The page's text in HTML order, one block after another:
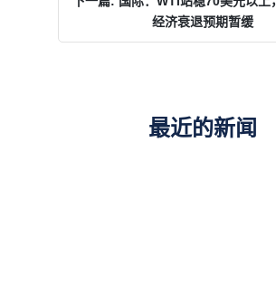
经济衰退预期暂缓
最近的新闻